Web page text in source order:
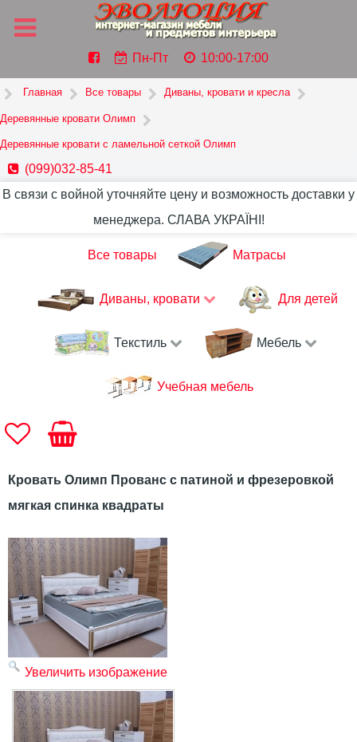
Пн-Пт 10:00-17:00
Главная Все товары Диваны, кровати и кресла
Деревянные кровати Олимп
Деревянные кровати с ламельной сеткой Олимп
(099)032-85-41
В связи с войной уточняйте цену и возможность доставки у
менеджера. СЛАВА УКРАЇНІ!
Все товары Матрасы
Диваны, кровати Для детей
Текстиль Мебель
Учебная мебель
Кровать Олимп Прованс с патиной и фрезеровкой
мягкая спинка квадраты
Увеличить изображение